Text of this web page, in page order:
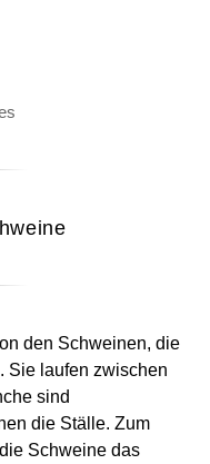
den Schweinen, die
Sie laufen zwischen
sind
die Ställe. Zum
Schweine das